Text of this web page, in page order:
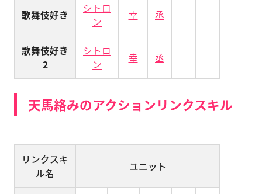
歌舞伎好き
シトロ
ン
幸 丞
歌舞伎好き
2
シトロ
ン
幸 丞
天馬絡みのアクションリンクスキル
リンクスキ
ル名
ユニット